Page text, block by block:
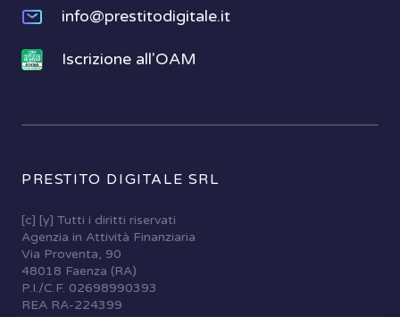
info@prestitodigitale.it
Iscrizione all'OAM
PRESTITO DIGITALE SRL
[c] [y] Tutti i diritti riservati
Agenzia in Attività Finanziaria
Via Proventa, 90
48018 Faenza (RA)
P.I./C.F. 02698990393
REA RA-224399